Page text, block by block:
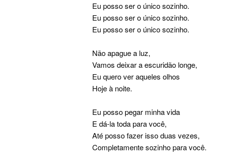
Eu posso ser o único sozinho.
Eu posso ser o único sozinho.
Eu posso ser o único sozinho.
Não apague a luz,
Vamos deixar a escuridão longe,
Eu quero ver aqueles olhos
Hoje à noite.
Eu posso pegar minha vida
E dá-la toda para você,
Até posso fazer isso duas vezes,
Completamente sozinho para você.